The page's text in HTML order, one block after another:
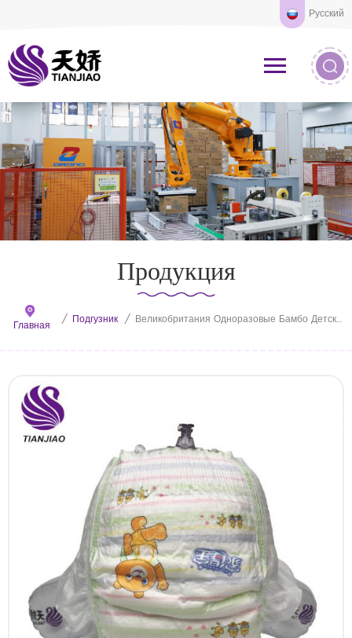
Русский
Продукция
Главная / Подгузник / Великобритания Одноразовые Бамбо Детские Подгузники Природа